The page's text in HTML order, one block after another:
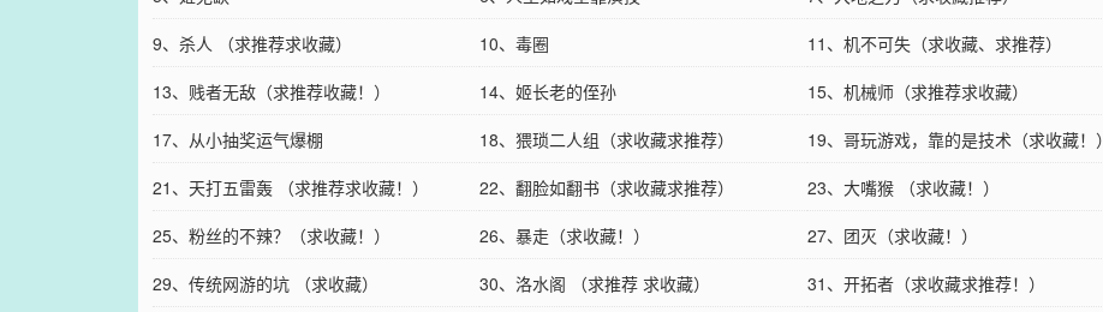
9、杀人 （求推荐求收藏）
10、毒圈 11、机不可失（求收藏、求推荐）
13、贱者无敌（求推荐收藏！）
14、姬长老的侄孙 15、机械师（求推荐求收藏）
17、从小抽奖运气爆棚
18、猥琐二人组（求收藏求推荐） 19、哥玩游戏，靠的是技术（求收藏！）
21、天打五雷轰 （求推荐求收藏！）
22、翻脸如翻书（求收藏求推荐） 23、大嘴猴 （求收藏！）
25、粉丝的不辣？（求收藏！）
26、暴走（求收藏！） 27、团灭（求收藏！）
29、传统网游的坑 （求收藏）
30、洛水阁 （求推荐 求收藏） 31、开拓者（求收藏求推荐！）